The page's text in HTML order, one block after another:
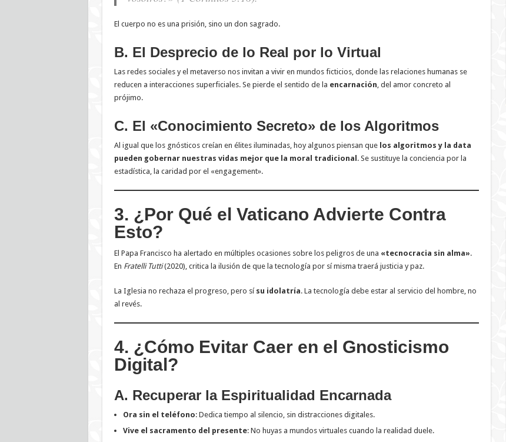
El cuerpo no es una prisión, sino un don sagrado.
B. El Desprecio de lo Real por lo Virtual
Las redes sociales y el metaverso nos invitan a vivir en mundos ficticios, donde las relaciones humanas se
reducen a interacciones superficiales. Se pierde el sentido de la encarnación, del amor concreto al
prójimo.
C. El «Conocimiento Secreto» de los Algoritmos
Al igual que los gnósticos creían en élites iluminadas, hoy algunos piensan que los algoritmos y la data
pueden gobernar nuestras vidas mejor que la moral tradicional . Se sustituye la conciencia por la
estadística, la caridad por el «engagement».
3. ¿Por Qué el Vaticano Advierte Contra
Esto?
El Papa Francisco ha alertado en múltiples ocasiones sobre los peligros de una «tecnocracia sin alma».
En Fratelli Tutti(2020), critica la ilusión de que la tecnología por sí misma traerá justicia y paz.
La Iglesia no rechaza el progreso, pero sí su idolatría. La tecnología debe estar al servicio del hombre, no
al revés.
4. ¿Cómo Evitar Caer en el Gnosticismo
Digital?
A. Recuperar la Espiritualidad Encarnada
Ora sin el teléfono: Dedica tiempo al silencio, sin distracciones digitales.
Vive el sacramento del presente: No huyas a mundos virtuales cuando la realidad duele.